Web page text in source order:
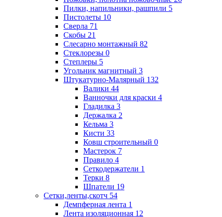
Пилки, напильники, рашпили 5
Пистолеты 10
Сверла 71
Скобы 21
Слесарно монтажный 82
Стеклорезы 0
Степлеры 5
Угольник магнитный 3
Штукатурно-Малярный 132
Валики 44
Ванночки для краски 4
Гладилка 3
Держалка 2
Кельма 3
Кисти 33
Ковш строительный 0
Мастерок 7
Правило 4
Сеткодержатели 1
Терки 8
Шпатели 19
Сетки,ленты,скотч 54
Демпферная лента 1
Лента изоляционная 12